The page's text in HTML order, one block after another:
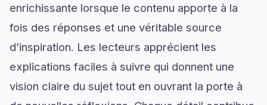
enrichissante lorsque le contenu apporte à la
fois des réponses et une véritable source
d’inspiration. Les lecteurs apprécient les
explications faciles à suivre qui donnent une
vision claire du sujet tout en ouvrant la porte à